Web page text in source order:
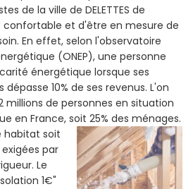
de la ville de DELETTES de
et d'être en mesure de
En effet, selon l'observatoire
(ONEP), une personne
énergétique lorsque ses
10% de ses revenus. L'on
millions de personnes en situation
en France, soit 25% des ménages.
habitat soit
par
Le
1€"